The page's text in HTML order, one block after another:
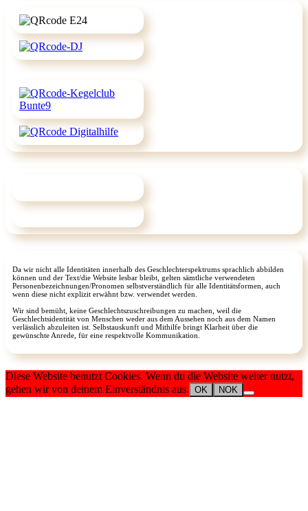
Da wir nicht alle Identitäten innerhalb des Geschlechterspektrums sprachlich abbilden
können und der Text/die Website lesbar bleibt, gelten sämtliche verwendeten
Personenbezeichnungen/Pronomen selbstverständlich für alle Identitätsformen, auch
wenn diese nicht explizit erwähnt bzw. verwendet werden.
Wir sind bemüht, keine Geschlechtszuschreibungen zu machen, weil die
Geschlechtsidentität von Menschen weder aus dem Aussehen noch aus dem Namen
verlässlich abzuleiten ist. Selbstauskunft und Mithilfe bringt Klarheit über die
gewünschte Anrede, für eine respektvolle Kommunikation.
Diese Website benutzt Cookies. Wenn du die Website weiter nutzt,
gehen wir von deinem Einverständnis aus. OK NOK